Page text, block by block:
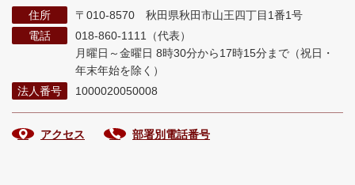
住所
〒010-8570 秋田県秋田市山王四丁目1番1号
電話
018-860-1111（代表）
月曜日～金曜日 8時30分から17時15分まで （祝日・
年末年始を除く）
法人番号
1000020050008
アクセス 部署別電話番号